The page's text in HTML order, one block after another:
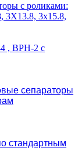
с роликами:
3X13.8, 3х15.8,
, ВРН-2 с
сепараторы
стандартным